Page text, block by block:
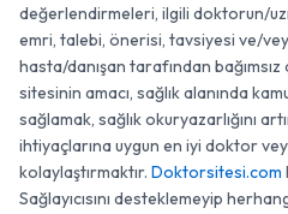
değerlendirmeleri, ilgili doktorun/
emri, talebi, önerisi, tavsiyesi ve/
hasta/danışan tarafından
sitesinin amacı, sağlık alanında
sağlamak, sağlık okuryazarlığını
ihtiyaçlarına uygun en iyi doktor
kolaylaştırmaktır. Doktorsitesi.com
Sağlayıcısını desteklemeyip